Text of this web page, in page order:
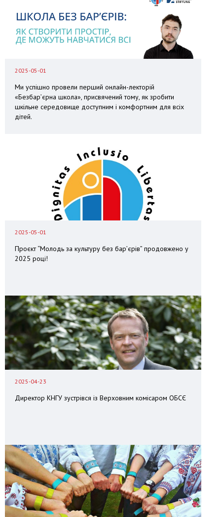
2025-05-01
Ми успішно провели перший онлайн-лекторій
«Безбар’єрна школа», присвячений тому, як зробити
шкільне середовище доступним і комфортним для всіх
дітей.
2025-05-01
Проєкт “Молодь за культуру без бар’єрів” продовжено у
2025 році!
2025-04-23
Директор КНГУ зустрівся із Верховним комісаром ОБСЄ